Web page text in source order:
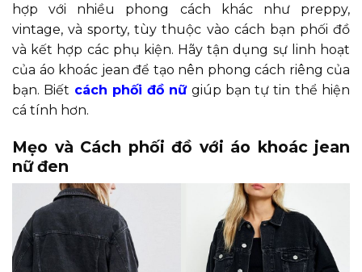
hợp với nhiều phong cách khác như preppy,
vintage, và sporty, tùy thuộc vào cách bạn phối đồ
và kết hợp các phụ kiện. Hãy tận dụng sự linh hoạt
của áo khoác jean để tạo nên phong cách riêng của
bạn. Biết cách phối đồ nữgiúp bạn tự tin thể hiện
cá tính hơn.
Mẹo và Cách phối đồ với áo khoác jean
nữ đen